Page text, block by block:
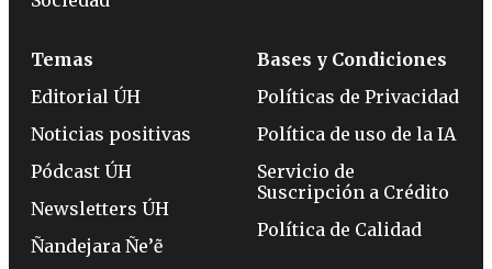
Temas
Editorial ÚH
Noticias positivas
Pódcast ÚH
Newsletters ÚH
Ñandejara Ñe’ẽ
Bases y Condiciones
Políticas de Privacidad
Política de uso de la IA
Servicio de
Suscripción a Crédito
Política de Calidad